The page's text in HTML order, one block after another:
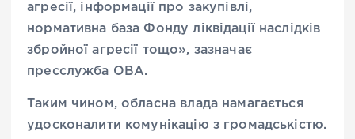
агресії, інформації про закупівлі,
нормативна база Фонду ліквідації наслідків
збройної агресії тощо», зазначає
пресслужба ОВА.
Таким чином, обласна влада намагається
удосконалити комунікацію з громадськістю.